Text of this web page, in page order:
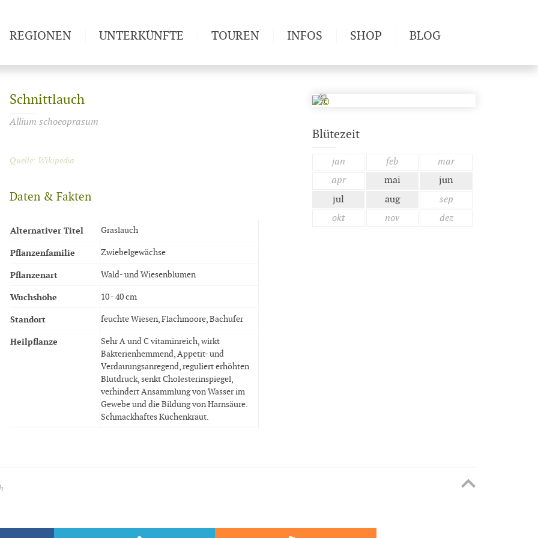
Schnittlauch
Allium schoeoprasum
Quelle: Wikipedia
Daten & Fakten
Alternativer Titel Graslauch
Pflanzenfamilie Zwiebelgewächse
Pflanzenart Wald- und Wiesenblumen
Wuchshöhe 10 - 40 cm
Standort feuchte Wiesen, Flachmoore, Bachufer
Heilpflanze
Sehr A und C vitaminreich, wirkt
Bakterienhemmend, Appetit- und
Verdauungsanregend, reguliert erhöhten
Blutdruck, senkt Cholesterinspiegel,
verhindert Ansammlung von Wasser im
Gewebe und die Bildung von Harnsäure.
Schmackhaftes Küchenkraut.
©
Blütezeit
jan feb
mar
apr
mai
jun
jul
aug
sep
okt
nov dez
REGIONEN UNTERKÜNFTE TOUREN INFOS
Wandertipps
Pflanzen
Newsletter
SHOP BLOG